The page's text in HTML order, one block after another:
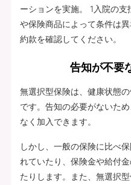
ーションを実施。 1入院の
や保険商品によって条件は
約款を確認してください。
告知が不要
無選択型保険は、健康状態
です。告知の必要がないた
なく加入できます。
しかし、一般の保険に比べ
れていたり、保険金や給付
たりします。また、無選択